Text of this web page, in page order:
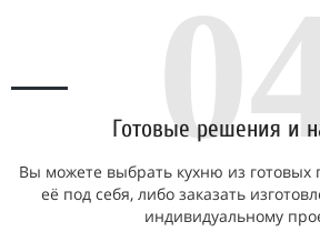
Готовые решения и
Вы можете выбрать кухню из готовых
её под себя, либо заказать
индивидуальному